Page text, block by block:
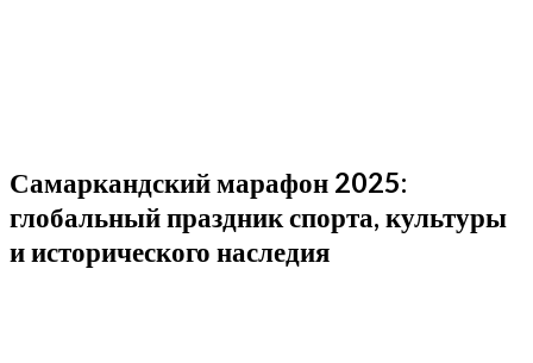
Самаркандский марафон 2025:
глобальный праздник спорта, культуры
и исторического наследия